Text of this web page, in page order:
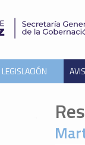
LEGISLACIÓN